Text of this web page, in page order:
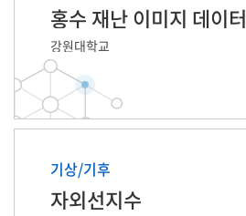
홍수 재난 이미지 데이터
강원대학교
기상/기후
자외선지수